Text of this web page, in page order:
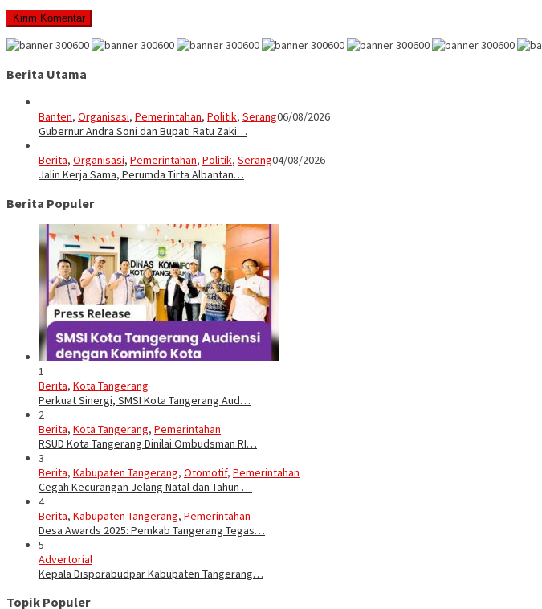
Berita Utama
Banten, Organisasi, Pemerintahan, Politik, Serang06/08/2026
Gubernur Andra Soni dan Bupati Ratu Zaki…
Berita, Organisasi, Pemerintahan, Politik, Serang04/08/2026
Jalin Kerja Sama, Perumda Tirta Albantan…
Berita Populer
1
Berita, Kota Tangerang
Perkuat Sinergi, SMSI Kota Tangerang Aud…
2
Berita, Kota Tangerang, Pemerintahan
RSUD Kota Tangerang Dinilai Ombudsman RI…
3
Berita, Kabupaten Tangerang, Otomotif, Pemerintahan
Cegah Kecurangan Jelang Natal dan Tahun …
4
Berita, Kabupaten Tangerang, Pemerintahan
Desa Awards 2025: Pemkab Tangerang Tegas…
5
Advertorial
Kepala Disporabudpar Kabupaten Tangerang…
Topik Populer